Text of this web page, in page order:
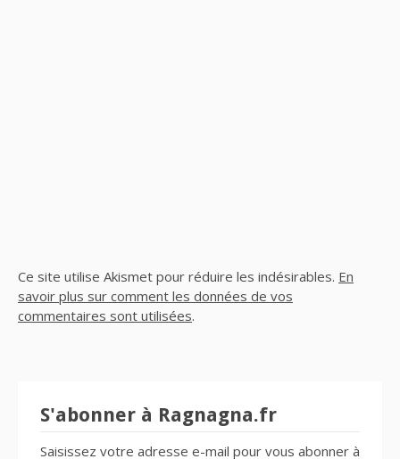
Ce site utilise Akismet pour réduire les indésirables. En
savoir plus sur comment les données de vos
commentaires sont utilisées.
S'abonner à Ragnagna.fr
Saisissez votre adresse e-mail pour vous abonner à